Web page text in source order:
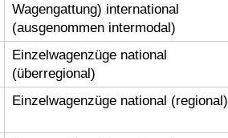
Wagengattung) international
(ausgenommen intermodal)
Einzelwagenzüge national
(überregional)
Einzelwagenzüge national (regional)